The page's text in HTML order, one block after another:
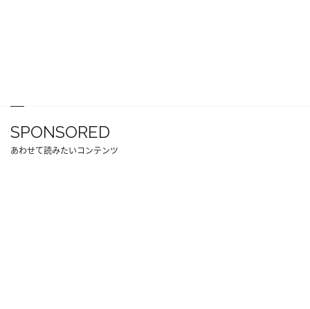
SPONSORED
あわせて読みたいコンテンツ